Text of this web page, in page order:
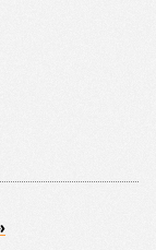
2024 года, но
дольщиков,
сдать к
никто при
как эти
Ни